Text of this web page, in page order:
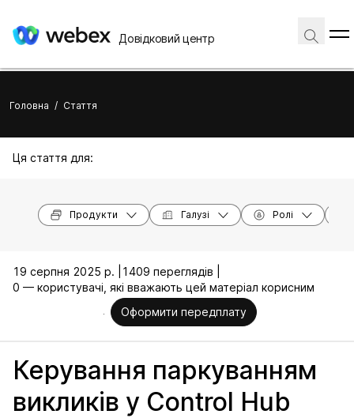
Довідковий центр
Головна / Стаття
Ця стаття для:
Продукти Галузі Ролі
19 серпня 2025 р. |
1409 переглядів |
0 — користувачі, які вважають цей матеріал корисним
Оформити передплату
Керування паркуванням
викликів у Control Hub